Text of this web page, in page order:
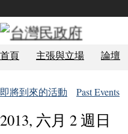
首頁 主張與立場 論壇
即將到來的活動 Past Events
2013, 六月 2 週日